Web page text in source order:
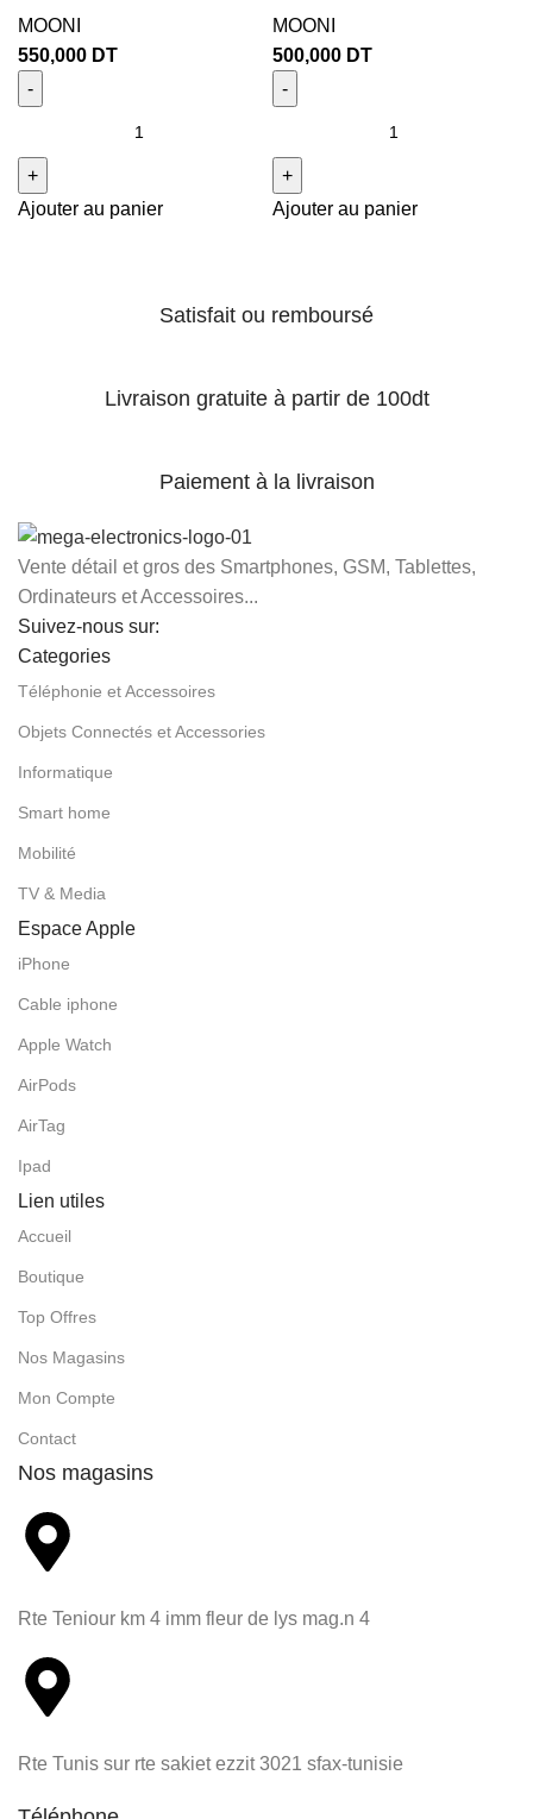
MOONI
550,000 DT
Ajouter au panier
MOONI
500,000 DT
Ajouter au panier
Satisfait ou remboursé
Livraison gratuite à partir de 100dt
Paiement à la livraison
Vente détail et gros des Smartphones, GSM, Tablettes,
Ordinateurs et Accessoires...
Suivez-nous sur:
Categories
Téléphonie et Accessoires
Objets Connectés et Accessories
Informatique
Smart home
Mobilité
TV & Media
Espace Apple
iPhone
Cable iphone
Apple Watch
AirPods
AirTag
Ipad
Lien utiles
Accueil
Boutique
Top Offres
Nos Magasins
Mon Compte
Contact
Nos magasins
Rte Teniour km 4 imm fleur de lys mag.n 4
Rte Tunis sur rte sakiet ezzit 3021 sfax-tunisie